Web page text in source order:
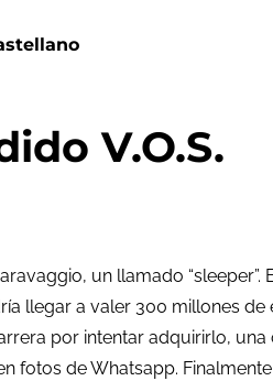
V.O.S.
un llamado
llegar a valer 300 millones
por intentar adquirirlo,
de Whatsapp.